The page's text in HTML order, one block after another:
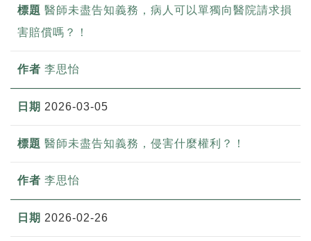
醫師未盡告知義務，病人可以單獨向醫院請求損
害賠償嗎？！
李思怡
2026-03-05
醫師未盡告知義務，侵害什麼權利？！
李思怡
2026-02-26